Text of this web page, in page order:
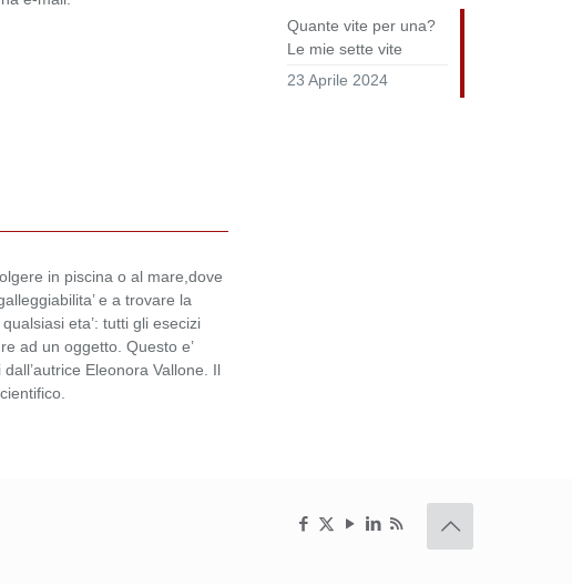
in piscina o al mare,dove
e a trovare la
eta’: tutti gli esecizi
ad un oggetto. Questo e’
Eleonora Vallone. Il
Quante vite per una?
Le mie sette vite
23 Aprile 2024